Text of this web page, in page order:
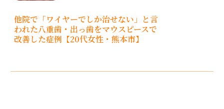
他院で「ワイヤーでしか治せない」と言
われた八重歯・出っ歯をマウスピースで
改善した症例【20代女性・熊本市】